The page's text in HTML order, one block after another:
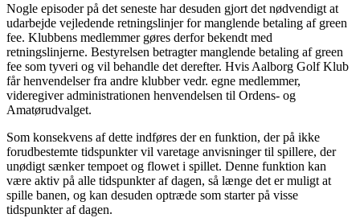
Nogle episoder på det seneste har desuden gjort det nødvendigt at
udarbejde vejledende retningslinjer for manglende betaling af green
fee. Klubbens medlemmer gøres derfor bekendt med
retningslinjerne. Bestyrelsen betragter manglende betaling af green
fee som tyveri og vil behandle det derefter. Hvis Aalborg Golf Klub
får henvendelser fra andre klubber vedr. egne medlemmer,
videregiver administrationen henvendelsen til Ordens- og
Amatørudvalget.
Som konsekvens af dette indføres der en funktion, der på ikke
forudbestemte tidspunkter vil varetage anvisninger til spillere, der
unødigt sænker tempoet og flowet i spillet. Denne funktion kan
være aktiv på alle tidspunkter af dagen, så længe det er muligt at
spille banen, og kan desuden optræde som starter på visse
tidspunkter af dagen.